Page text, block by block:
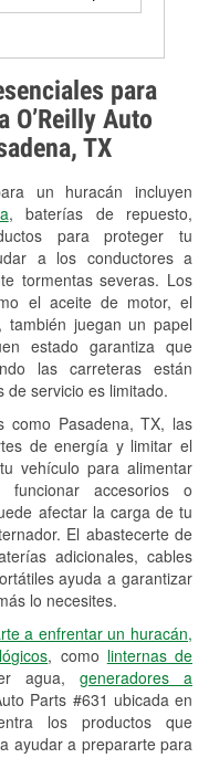
para
O’Reilly Auto
TX
un huracán incluyen
, baterías de repuesto,
para proteger tu
a los conductores a
tormentas severas. Los
el aceite de motor, el
juegan un papel
estado garantiza que
las carreteras están
de servicio es limitado.
como Pasadena, TX, las
de energía y limitar el
vehículo para alimentar
funcionar accesorios o
afectar la carga de tu
El abastecerte de
adicionales, cables
ayuda a garantizar
lo necesites.
a enfrentar un huracán,
, como linternas de
agua, generadores a
Parts #631 ubicada en
los productos que
ayudar a prepararte para
y
Engine"
aceite
de faros
de
y discos de